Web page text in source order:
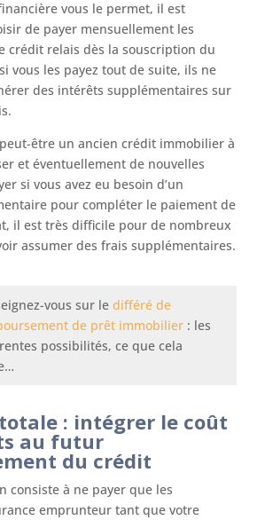
vous le permet, il est
de payer mensuellement les
crédit relais dès la souscription du
vous les payez tout de suite, ils ne
des intérêts supplémentaires sur
être un ancien crédit immobilier à
et éventuellement de nouvelles
si vous avez eu besoin d’un
pour compléter le paiement de
il est très difficile pour de nombreux
assumer des frais supplémentaires.
vous sur ledifféré de
de prêt immobilier : les
possibilités, ce que cela
: intégrer le coût
au futur
du crédit
consiste à ne payer que les
emprunteur tant que votre